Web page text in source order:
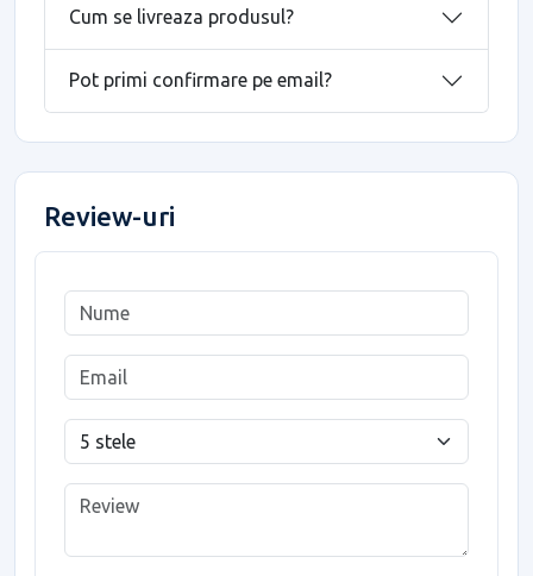
Cum se livreaza produsul?
Pot primi confirmare pe email?
Review-uri